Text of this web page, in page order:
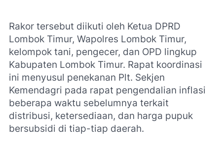
Rakor tersebut diikuti oleh Ketua DPRD
Lombok Timur, Wapolres Lombok Timur,
kelompok tani, pengecer, dan OPD lingkup
Kabupaten Lombok Timur. Rapat koordinasi
ini menyusul penekanan Plt. Sekjen
Kemendagri pada rapat pengendalian inflasi
beberapa waktu sebelumnya terkait
distribusi, ketersediaan, dan harga pupuk
bersubsidi di tiap-tiap daerah.